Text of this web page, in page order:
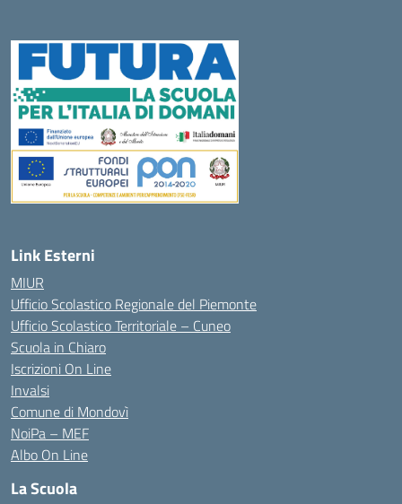
Link Esterni
MIUR
Ufficio Scolastico Regionale del Piemonte
Ufficio Scolastico Territoriale – Cuneo
Scuola in Chiaro
Iscrizioni On Line
Invalsi
Comune di Mondovì
NoiPa – MEF
Albo On Line
La Scuola